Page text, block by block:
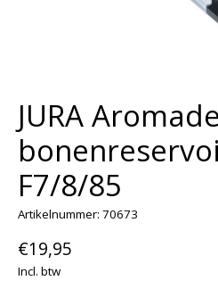
JURA
F7/8/85
Artikelnummer: 70673
€19,95
Incl. btw